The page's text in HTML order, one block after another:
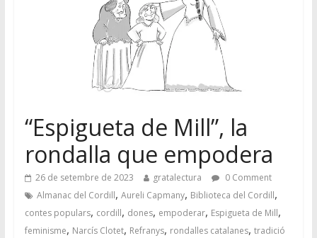
“Espigueta de Mill”, la
rondalla que empodera
26 de setembre de 2023 gratalectura
0 Comment
Almanac del Cordill, Aureli Capmany, Biblioteca del Cordill,
contes populars, cordill, dones, empoderar, Espigueta de Mill,
feminisme, Narcís Clotet, Refranys, rondalles catalanes, tradició